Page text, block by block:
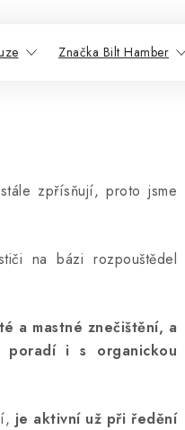
Značka Bilt Hamber
zpřísňují, proto jsme
na bázi rozpouštědel
a mastné znečištění, a
poradí i s organickou
je aktivní už při ředění